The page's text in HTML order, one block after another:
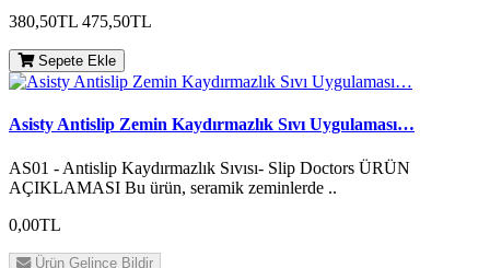
380,50TL 475,50TL
Sepete Ekle
Asisty Antislip Zemin Kaydırmazlık Sıvı Uygulaması…
AS01 - Antislip Kaydırmazlık Sıvısı- Slip Doctors ÜRÜN
AÇIKLAMASI Bu ürün, seramik zeminlerde ..
0,00TL
Ürün Gelince Bildir